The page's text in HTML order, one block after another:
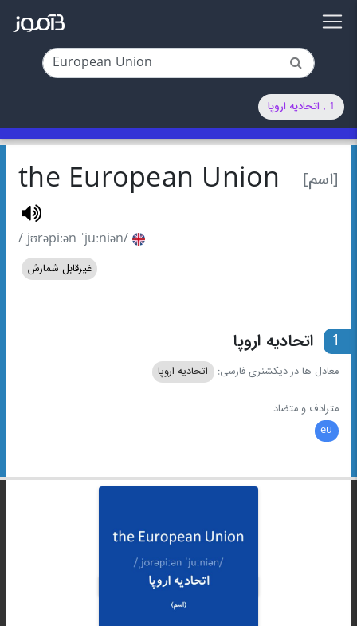
1 . اتحادیه اروپا
[اسم] the European Union
/ˌjʊrəpiːən ˈjuːniən/
غیرقابل شمارش
1 اتحادیه اروپا
معادل ها در دیکشنری فارسی: اتحادیه اروپا
مترادف و متضاد
eu